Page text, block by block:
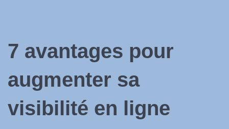
7 avantages pour
augmenter sa
visibilité en ligne